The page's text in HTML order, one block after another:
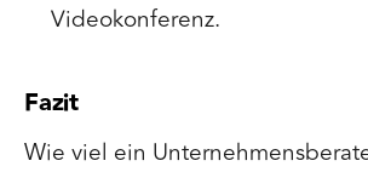
Videokonferenz.
Fazit
Wie viel ein